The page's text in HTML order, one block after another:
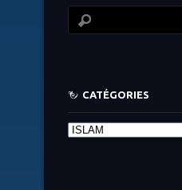
CATÉGORIES
Catégories